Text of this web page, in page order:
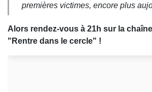
premières victimes, encore plus
Alors rendez-vous à 21h sur la
"Rentre dans le cercle" !